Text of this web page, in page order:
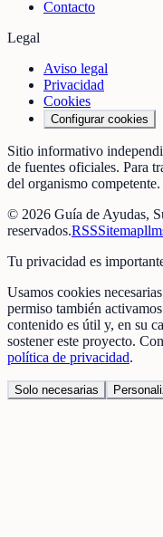
Contacto
Legal
Aviso legal
Privacidad
Cookies
Configurar cookies
Sitio informativo
de fuentes oficiales. Para
del organismo competente.
© 2026 Guía de Ayudas,
reservados.RSSSitemap
Tu privacidad es
Usamos cookies
permiso también
contenido es útil y, en su
sostener este proyecto.
política de privacidad.
Solo necesarias